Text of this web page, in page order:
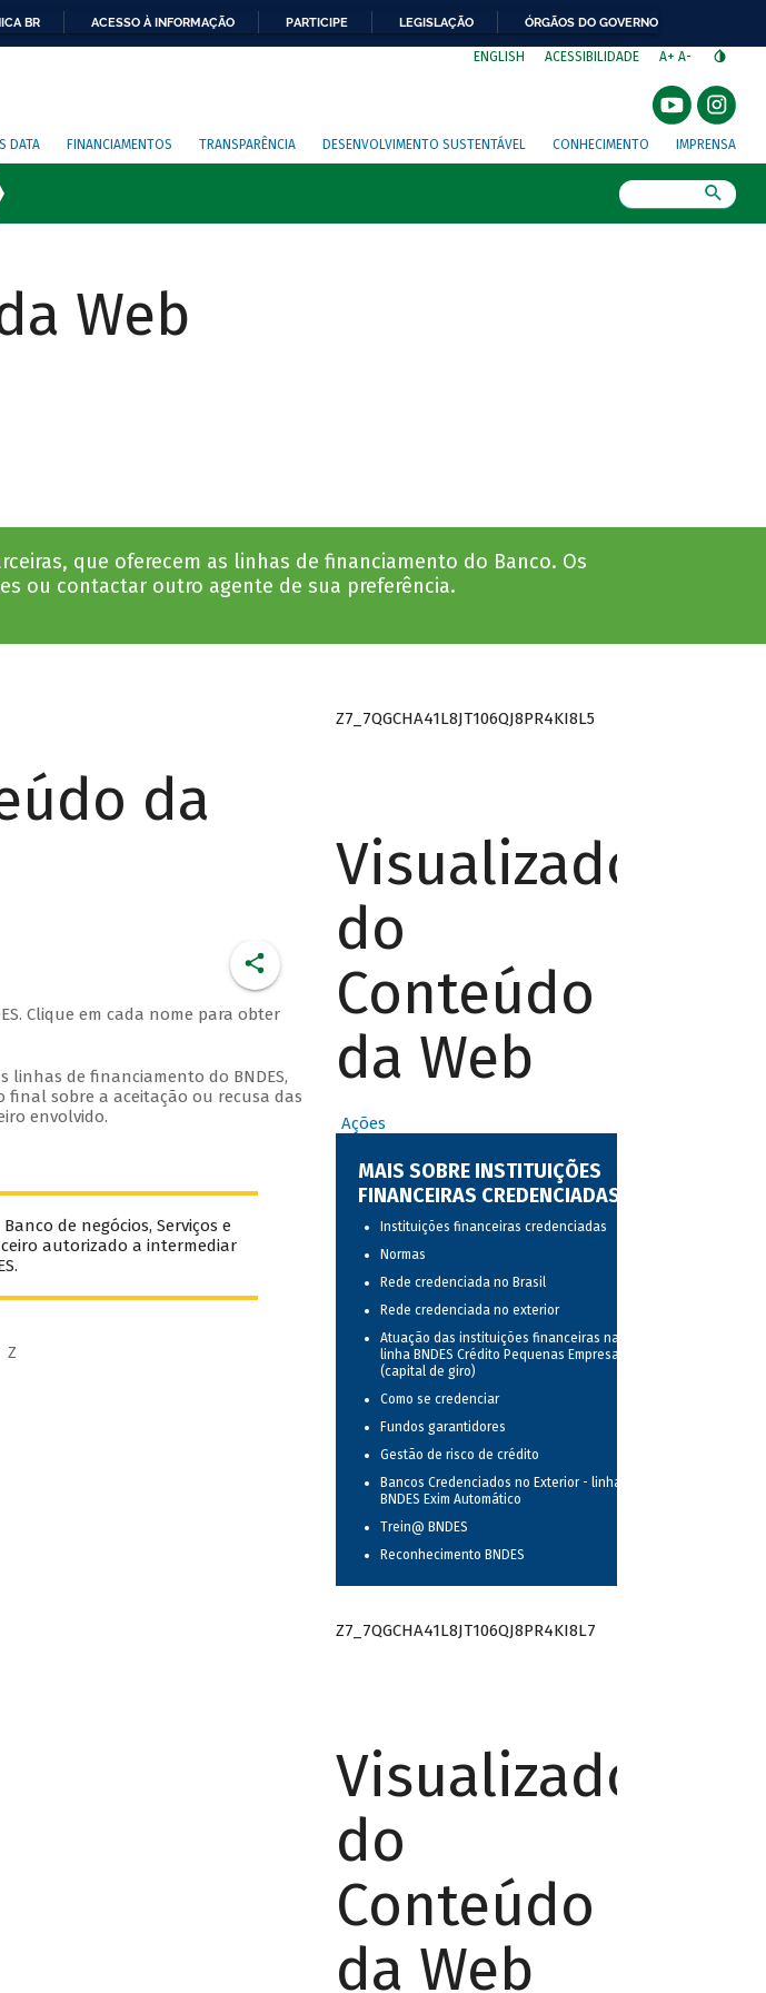
BR ACESSO À INFORMAÇÃO PARTICIPE LEGISLAÇÃO ÓRGÃOS DO GOVERNO
ENGLISH ACESSIBILIDADE A+ A-
DATA FINANCIAMENTOS TRANSPARÊNCIA DESENVOLVIMENTO SUSTENTÁVEL CONHECIMENTO IMPRENSA
Web
que oferecem as linhas de financiamento do Banco. Os
ou contactar outro agente de sua preferência.
da
Clique em cada nome para obter
de financiamento do BNDES,
final sobre a aceitação ou recusa das
envolvido.
de negócios, Serviços e
autorizado a intermediar
Z7_7QGCHA41L8JT106QJ8PR4KI8L5
Visualizador
do
Conteúdo
da Web
Ações
MAIS SOBRE INSTITUIÇÕES
FINANCEIRAS CREDENCIADAS
Instituições financeiras credenciadas
Normas
Rede credenciada no Brasil
Rede credenciada no exterior
Atuação das instituições financeiras na
linha BNDES Crédito Pequenas Empresas
(capital de giro)
Como se credenciar
Fundos garantidores
Gestão de risco de crédito
Bancos Credenciados no Exterior - linha
BNDES Exim Automático
Trein@ BNDES
Reconhecimento BNDES
Z7_7QGCHA41L8JT106QJ8PR4KI8L7
Visualizador
do
Conteúdo
da Web